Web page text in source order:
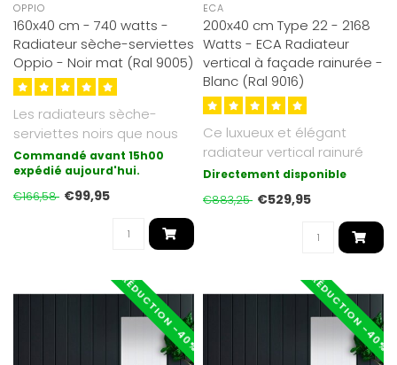
OPPIO
160x40 cm - 740 watts -
Radiateur sèche-serviettes
Oppio - Noir mat (Ral 9005)
Les radiateurs sèche-
serviettes noirs que nous
proposons sont galvanisés
(couc..
Commandé avant 15h00
expédié aujourd'hui.
€166,58 €99,95
ECA
200x40 cm Type 22 - 2168
Watts - ECA Radiateur
vertical à façade rainurée -
Blanc (Ral 9016)
Ce luxueux et élégant
radiateur vertical rainuré
ECA mesure 200x40 cm et
Directement disponible
€883,25 €529,95
RÉDUCTION -40% RÉDUCTION -40%